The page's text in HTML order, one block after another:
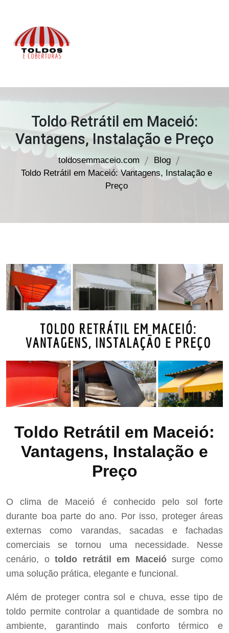
Toldos
Toldo Retrátil em Maceió:
Vantagens, Instalação e Preço
toldosemmaceio.com
Blog
Toldo Retrátil em Maceió: Vantagens, Instalação e
Preço
Toldo Retrátil em Maceió:
Vantagens, Instalação e
Preço
O clima de Maceió é conhecido pelo sol forte
durante boa parte do ano. Por isso, proteger áreas
externas como varandas, sacadas e fachadas
comerciais se tornou uma necessidade. Nesse
cenário, otoldo retrátil em Maceiósurge como
uma solução prática, elegante e funcional.
Além de proteger contra sol e chuva, esse tipo de
toldo permite controlar a quantidade de sombra no
ambiente, garantindo mais conforto térmico e